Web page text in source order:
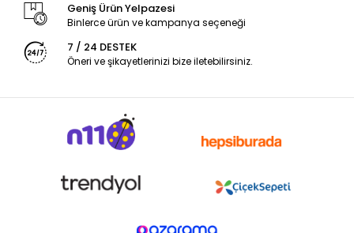
Geniş Ürün Yelpazesi
Binlerce ürün ve kampanya seçeneği
7 / 24 DESTEK
Öneri ve şikayetlerinizi bize iletebilirsiniz.